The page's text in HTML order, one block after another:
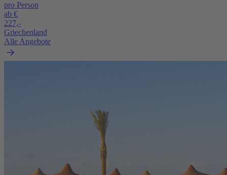
pro Person
ab €
227,-
Griechenland
Alle Angebote